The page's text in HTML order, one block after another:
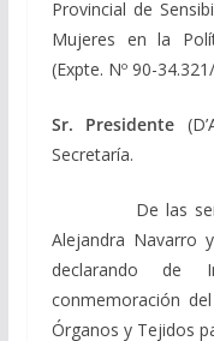
Provincial de
Mujeres en la
(Expte. Nº 90-
Sr. Presidente
Secretaría.
De las
Alejandra Navarro
declarando de
conmemoración
Órganos y Tejidos